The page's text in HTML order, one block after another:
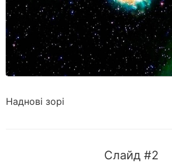
Наднові зорі
Слайд #2